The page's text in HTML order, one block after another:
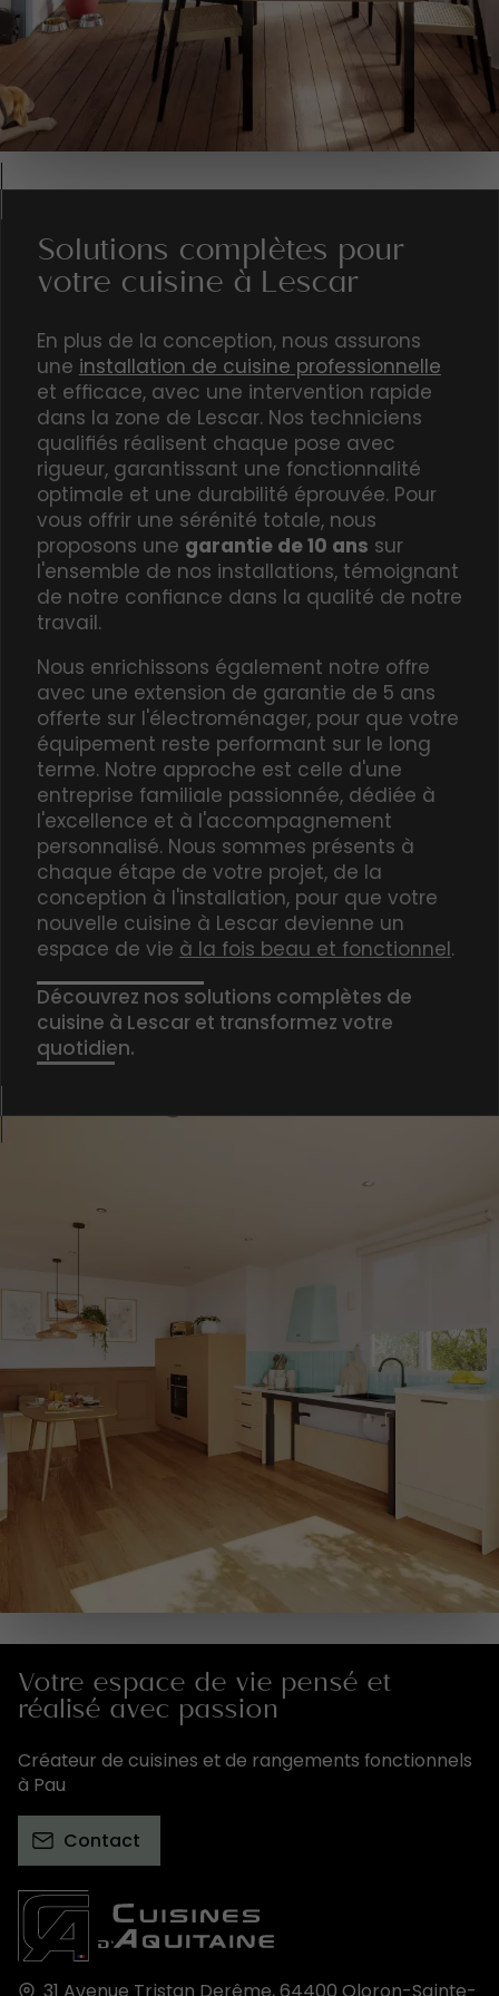
Solutions complètes pour
votre cuisine à Lescar
En plus de la conception, nous assurons
une installation de cuisine professionnelle
et efficace, avec une intervention rapide
dans la zone de Lescar. Nos techniciens
qualifiés réalisent chaque pose avec
rigueur, garantissant une fonctionnalité
optimale et une durabilité éprouvée. Pour
vous offrir une sérénité totale, nous
proposons une garantie de 10 ans sur
l'ensemble de nos installations, témoignant
de notre confiance dans la qualité de notre
travail.
Nous enrichissons également notre offre
avec une extension de garantie de 5 ans
offerte sur l'électroménager, pour que votre
équipement reste performant sur le long
terme. Notre approche est celle d'une
entreprise familiale passionnée, dédiée à
l'excellence et à l'accompagnement
personnalisé. Nous sommes présents à
chaque étape de votre projet, de la
conception à l'installation, pour que votre
nouvelle cuisine à Lescar devienne un
espace de vie à la fois beau et fonctionnel.
Découvrez nos solutions complètes de
cuisine à Lescar et transformez votre
quotidien.
31 Avenue Tristan Derême,64400 Oloron-Sainte-
Votre espace de vie pensé et
réalisé avec passion
Créateur de cuisines et de rangements fonctionnels
à Pau
Contact